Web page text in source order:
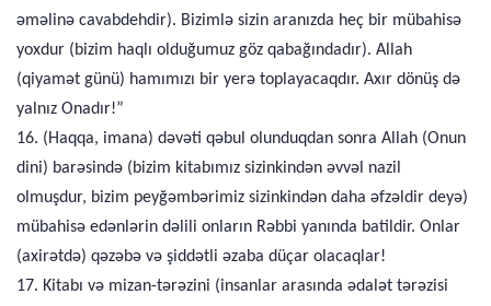
əməlinə cavabdehdir). Bizimlə sizin aranızda heç bir mübahisə
yoxdur (bizim haqlı olduğumuz göz qabağındadır). Allah
(qiyamət günü) hamımızı bir yerə toplayacaqdır. Axır dönüş də
yalnız Onadır!”
16. (Haqqa, imana) dəvəti qəbul olunduqdan sonra Allah (Onun
dini) barəsində (bizim kitabımız sizinkindən əvvəl nazil
olmuşdur, bizim peyğəmbərimiz sizinkindən daha əfzəldir deyə)
mübahisə edənlərin dəlili onların Rəbbi yanında batildir. Onlar
(axirətdə) qəzəbə və şiddətli əzaba düçar olacaqlar!
17. Kitabı və mizan-tərəzini (insanlar arasında ədalət tərəzisi